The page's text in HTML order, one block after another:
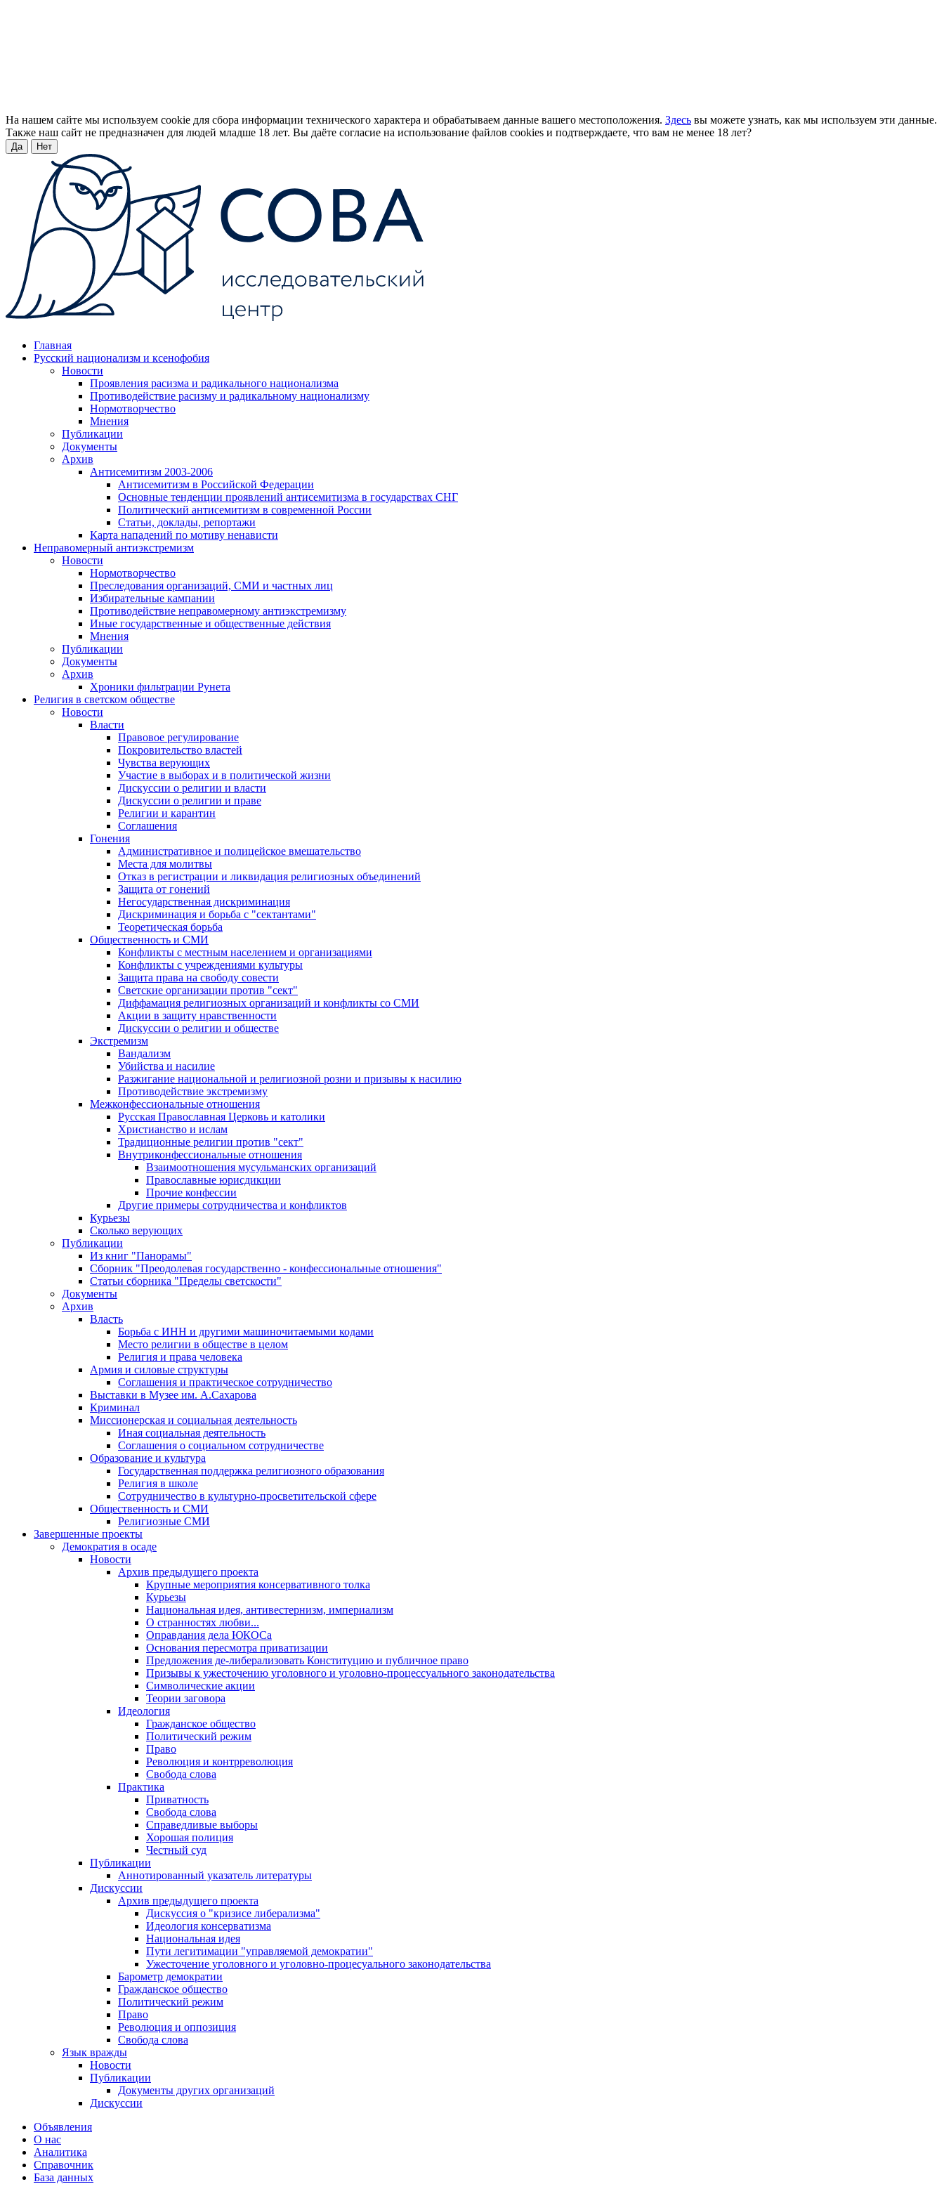
На нашем сайте мы используем cookie для сбора информации технического характера и обрабатываем данные вашего местоположения. Здесь вы можете узнать, как мы используем эти данные.
Также наш сайт не предназначен для людей младше 18 лет. Вы даёте согласие на использование файлов cookies и подтверждаете, что вам не менее 18 лет?
Да Нет
Главная
Русский национализм и ксенофобия
Новости
Проявления расизма и радикального национализма
Противодействие расизму и радикальному национализму
Нормотворчество
Мнения
Публикации
Документы
Архив
Антисемитизм 2003-2006
Антисемитизм в Российской Федерации
Основные тенденции проявлений антисемитизма в государствах СНГ
Политический антисемитизм в современной России
Статьи, доклады, репортажи
Карта нападений по мотиву ненависти
Неправомерный антиэкстремизм
Новости
Нормотворчество
Преследования организаций, СМИ и частных лиц
Избирательные кампании
Противодействие неправомерному антиэкстремизму
Иные государственные и общественные действия
Мнения
Публикации
Документы
Архив
Хроники фильтрации Рунета
Религия в светском обществе
Новости
Власти
Правовое регулирование
Покровительство властей
Чувства верующих
Участие в выборах и в политической жизни
Дискуссии о религии и власти
Дискуссии о религии и праве
Религии и карантин
Соглашения
Гонения
Административное и полицейское вмешательство
Места для молитвы
Отказ в регистрации и ликвидация религиозных объединений
Защита от гонений
Негосударственная дискриминация
Дискриминация и борьба с "сектантами"
Теоретическая борьба
Общественность и СМИ
Конфликты с местным населением и организациями
Конфликты с учреждениями культуры
Защита права на свободу совести
Светские организации против "сект"
Диффамация религиозных организаций и конфликты со СМИ
Акции в защиту нравственности
Дискуссии о религии и обществе
Экстремизм
Вандализм
Убийства и насилие
Разжигание национальной и религиозной розни и призывы к насилию
Противодействие экстремизму
Межконфессиональные отношения
Русская Православная Церковь и католики
Христианство и ислам
Традиционные религии против "сект"
Внутриконфессиональные отношения
Взаимоотношения мусульманских организаций
Православные юрисдикции
Прочие конфессии
Другие примеры сотрудничества и конфликтов
Курьезы
Сколько верующих
Публикации
Из книг "Панорамы"
Сборник "Преодолевая государственно - конфессиональные отношения"
Статьи сборника "Пределы светскости"
Документы
Архив
Власть
Борьба с ИНН и другими машиночитаемыми кодами
Место религии в обществе в целом
Религия и права человека
Армия и силовые структуры
Соглашения и практическое сотрудничество
Выставки в Музее им. А.Сахарова
Криминал
Миссионерская и социальная деятельность
Иная социальная деятельность
Соглашения о социальном сотрудничестве
Образование и культура
Государственная поддержка религиозного образования
Религия в школе
Сотрудничество в культурно-просветительской сфере
Общественность и СМИ
Религиозные СМИ
Завершенные проекты
Демократия в осаде
Новости
Архив предыдущего проекта
Крупные мероприятия консервативного толка
Курьезы
Национальная идея, антивестернизм, империализм
О странностях любви...
Оправдания дела ЮКОСа
Основания пересмотра приватизации
Предложения де-либерализовать Конституцию и публичное право
Призывы к ужесточению уголовного и уголовно-процессуального законодательства
Символические акции
Теории заговора
Идеология
Гражданское общество
Политический режим
Право
Революция и контрреволюция
Свобода слова
Практика
Приватность
Свобода слова
Справедливые выборы
Хорошая полиция
Честный суд
Публикации
Аннотированный указатель литературы
Дискуссии
Архив предыдущего проекта
Дискуссия о "кризисе либерализма"
Идеология консерватизма
Национальная идея
Пути легитимации "управляемой демократии"
Ужесточение уголовного и уголовно-процесуального законодательства
Барометр демократии
Гражданское общество
Политический режим
Право
Революция и оппозиция
Свобода слова
Язык вражды
Новости
Публикации
Документы других организаций
Дискуссии
Объявления
О нас
Аналитика
Справочник
База данных